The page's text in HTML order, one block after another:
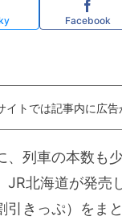
Facebook
イトでは記事内に広告
列車の本数も
JR北海道が発売
引きっぷ）をま